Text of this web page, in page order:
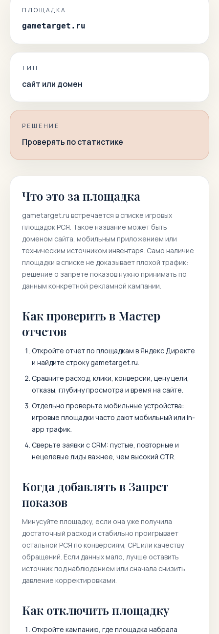
ПЛОЩАДКА
gametarget.ru
ТИП
сайт или домен
РЕШЕНИЕ
Проверять по статистике
Что это за площадка
gametarget.ru встречается в списке игровых
площадок РСЯ. Такое название может быть
доменом сайта, мобильным приложением или
техническим источником инвентаря. Само наличие
площадки в списке не доказывает плохой трафик:
решение о запрете показов нужно принимать по
данным конкретной рекламной кампании.
Как проверить в Мастер
отчетов
Откройте отчет по площадкам в Яндекс Директе
и найдите строкуgametarget.ru.
Сравните расход, клики, конверсии, цену цели,
отказы, глубину просмотра и время на сайте.
Отдельно проверьте мобильные устройства:
игровые площадки часто дают мобильный или in-
app трафик.
Сверьте заявки с CRM: пустые, повторные и
нецелевые лиды важнее, чем высокий CTR.
Когда добавлять в Запрет
показов
Минусуйте площадку, если она уже получила
достаточный расход и стабильно проигрывает
остальной РСЯ по конверсиям, CPL или качеству
обращений. Если данных мало, лучше оставить
источник под наблюдением или сначала снизить
давление корректировками.
Как отключить площадку
Откройте кампанию, где площадка набрала